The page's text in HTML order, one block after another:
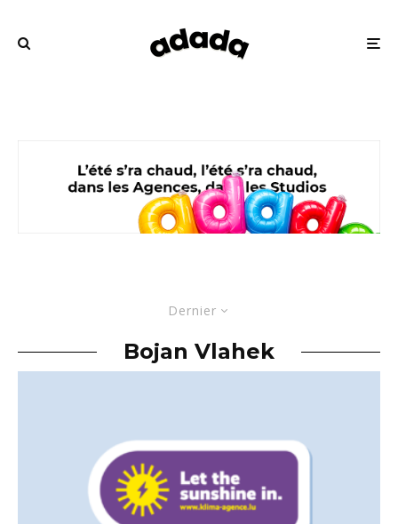
Dernier
Bojan Vlahek